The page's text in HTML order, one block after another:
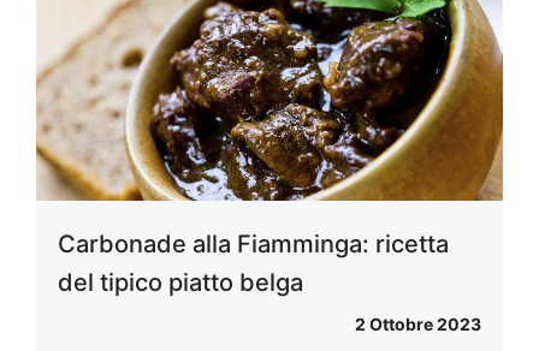
Carbonade alla Fiamminga: ricetta
del tipico piatto belga
2 Ottobre 2023